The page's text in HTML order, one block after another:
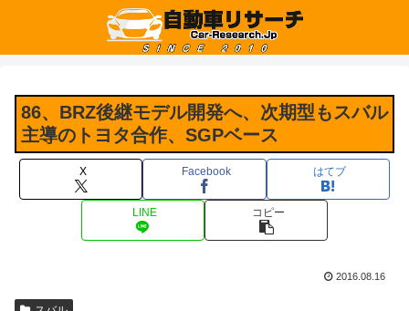
86、BRZ後継モデル開発へ、次期型もスバル
主導のトヨタ合作、SGPベース
X Facebook はてブ
LINE コピー
2016.08.16